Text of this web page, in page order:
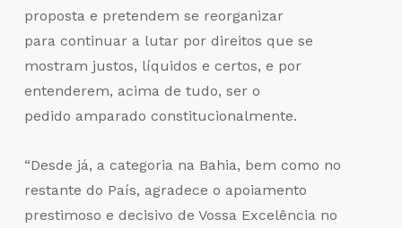
proposta e pretendem se reorganizar
para continuar a lutar por direitos que se
mostram justos, líquidos e certos, e por
entenderem, acima de tudo, ser o
pedido amparado constitucionalmente.
“Desde já, a categoria na Bahia, bem como no
restante do País, agradece o apoiamento
prestimoso e decisivo de Vossa Excelência no